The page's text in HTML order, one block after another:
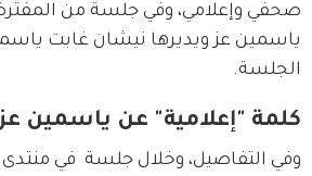
صحفي وإعلامي، وفي جلسة من
ياسمين عز ويديرها نيشان غابت
الجلسة.
كلمة "إعلامية" عن ياسمين
وفي التفاصيل، وخلال جلسة  في منتدى